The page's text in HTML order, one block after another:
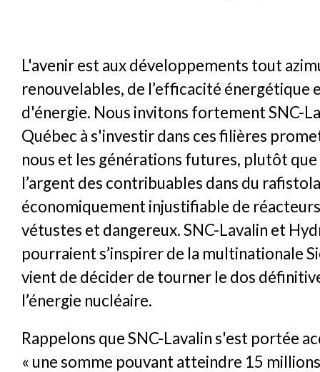
L'avenir est aux développements tout
renouvelables, de l’efficacité énergétique
d'énergie. Nous invitons fortement SNC-
Québec à s'investir dans ces filières
nous et les générations futures, plutôt
l’argent des contribuables dans du
économiquement injustifiable de
vétustes et dangereux. SNC-Lavalin et
pourraient s’inspirer de la multinationale
vient de décider de tourner le dos
l’énergie nucléaire.
Rappelons que SNC-Lavalin s'est portée
« une somme pouvant atteindre 15